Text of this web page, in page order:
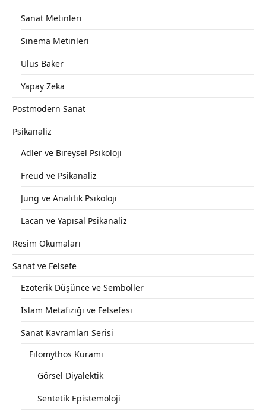
Sanat Metinleri
Sinema Metinleri
Ulus Baker
Yapay Zeka
Postmodern Sanat
Psikanaliz
Adler ve Bireysel Psikoloji
Freud ve Psikanaliz
Jung ve Analitik Psikoloji
Lacan ve Yapısal Psikanaliz
Resim Okumaları
Sanat ve Felsefe
Ezoterik Düşünce ve Semboller
İslam Metafiziği ve Felsefesi
Sanat Kavramları Serisi
Filomythos Kuramı
Görsel Diyalektik
Sentetik Epistemoloji